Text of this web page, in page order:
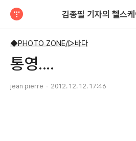
김종필 기자의 헬스
◆PHOTO ZONE/▷바다
통영....
jean pierre 2012. 12. 12. 17:46